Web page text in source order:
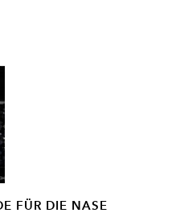
FÜR DIE NASE